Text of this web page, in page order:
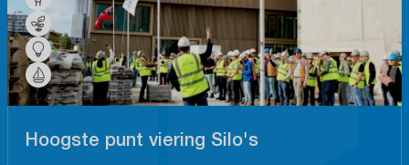
Hoogste punt viering Silo's